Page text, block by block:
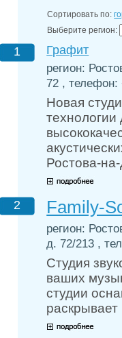
Сортировать по:
Выберите регион:
1
Графит
регион:
72 ,
Новая
Ростова-
2 Family-
регион:
д. 72/213 ,
Студия
ваших
студии